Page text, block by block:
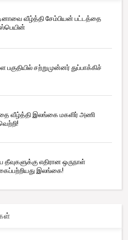
வீழ்த்தி சேம்பியன் பட்டத்தை
சற்றுமுன்னர் துப்பாக்கிச்
வீழ்த்தி இலங்கை மகளிர் அணி
தீவுகளுக்கு எதிரான ஒருநாள்
இலங்கை!